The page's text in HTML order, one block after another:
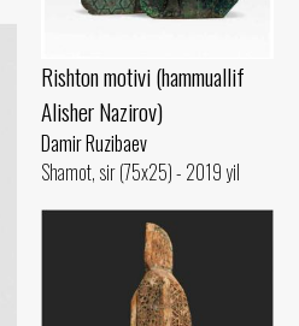
Rishton motivi (hammuallif
Alisher Nazirov)
Damir Ruzibaev
Shamot, sir (75x25) - 2019 yil